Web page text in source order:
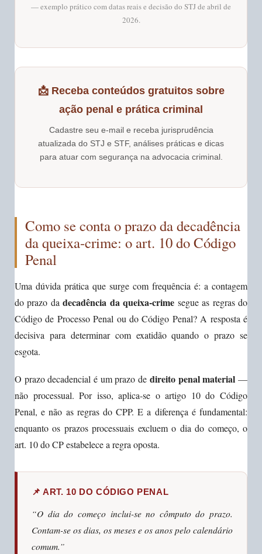
— exemplo prático com datas reais e decisão do STJ de abril de
2026.
📩 Receba conteúdos gratuitos sobre
ação penal e prática criminal
Cadastre seu e-mail e receba jurisprudência
atualizada do STJ e STF, análises práticas e dicas
para atuar com segurança na advocacia criminal.
Como se conta o prazo da decadência
da queixa-crime: o art. 10 do Código
Penal
Uma dúvida prática que surge com frequência é: a contagem
do prazo dadecadência da queixa-crime segue as regras do
Código de Processo Penal ou do Código Penal? A resposta é
decisiva para determinar com exatidão quando o prazo se
esgota.
O prazo decadencial é um prazo de direito penal material —
não processual. Por isso, aplica-se o artigo 10 do Código
Penal, e não as regras do CPP. E a diferença é fundamental:
enquanto os prazos processuais excluem o dia do começo, o
art. 10 do CP estabelece a regra oposta.
📌 ART. 10 DO CÓDIGO PENAL
“O dia do começo inclui-se no cômputo do prazo.
Contam-se os dias, os meses e os anos pelo calendário
comum.”